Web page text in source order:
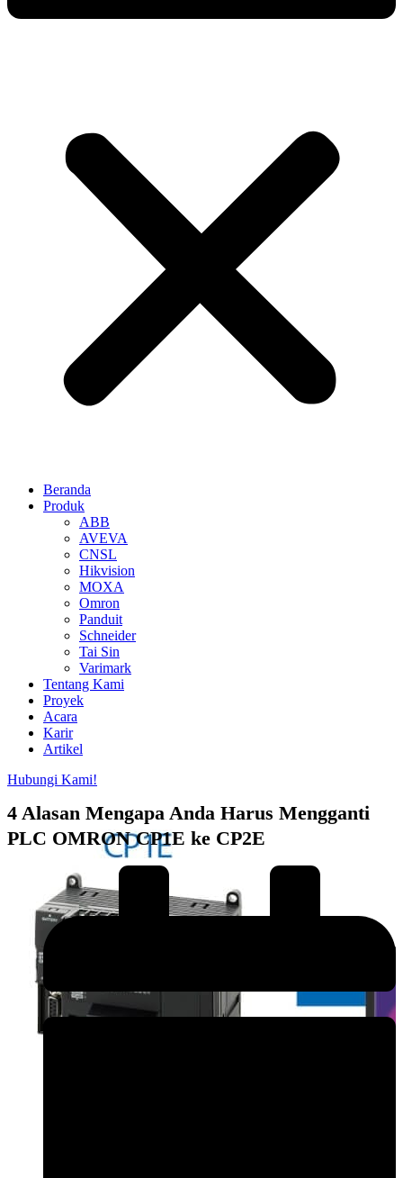
Beranda
Produk
ABB
AVEVA
CNSL
Hikvision
MOXA
Omron
Panduit
Schneider
Tai Sin
Varimark
Tentang Kami
Proyek
Acara
Karir
Artikel
Hubungi Kami!
4 Alasan Mengapa Anda Harus Mengganti
PLC OMRON CP1E ke CP2E